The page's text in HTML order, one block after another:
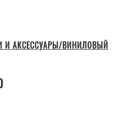
И АКСЕССУАРЫ/ВИНИЛОВЫЙ